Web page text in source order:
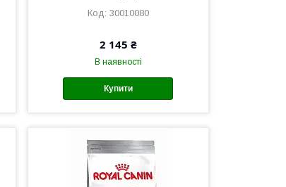
30010080
2 145 ₴
В наявності
Купити